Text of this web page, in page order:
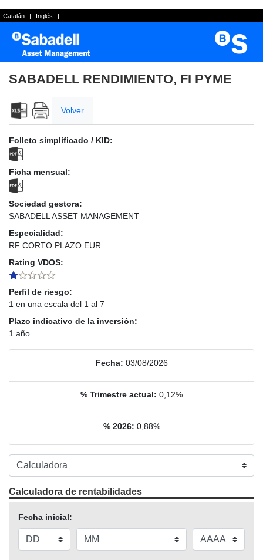
Catalán | Inglés |
SABADELL RENDIMIENTO, FI PYME
Volver
Folleto simplificado / KID:
Ficha mensual:
Sociedad gestora:
SABADELL ASSET MANAGEMENT
Especialidad:
RF CORTO PLAZO EUR
Rating VDOS:
Perfil de riesgo:
1 en una escala del 1 al 7
Plazo indicativo de la inversión:
1 año.
Fecha: 03/08/2026
% Trimestre actual: 0,12%
% 2026: 0,88%
Calculadora de rentabilidades
Fecha inicial: